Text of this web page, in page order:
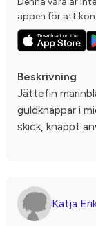
appen för att
Beskrivning
Jättefin
guldknappar i
skick, knappt
Katja